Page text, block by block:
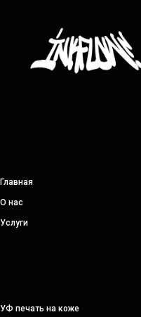
Главная
О нас
Услуги
УФ печать на коже